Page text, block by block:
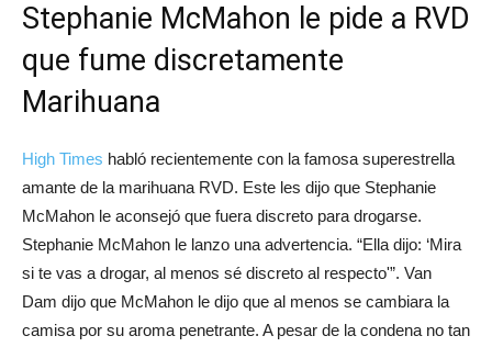
Stephanie McMahon le pide a RVD
que fume discretamente
Marihuana
High Times habló recientemente con la famosa superestrella
amante de la marihuana RVD. Este les dijo que Stephanie
McMahon le aconsejó que fuera discreto para drogarse.
Stephanie McMahon le lanzo una advertencia. “Ella dijo: ‘Mira
si te vas a drogar, al menos sé discreto al respecto'”. Van
Dam dijo que McMahon le dijo que al menos se cambiara la
camisa por su aroma penetrante. A pesar de la condena no tan